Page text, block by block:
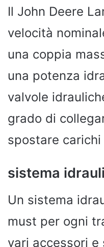
Il John Deere
velocità
una coppia
una potenza
valvole
grado di
spostare
sistema
Un sistema
must per ogni
vari accessori